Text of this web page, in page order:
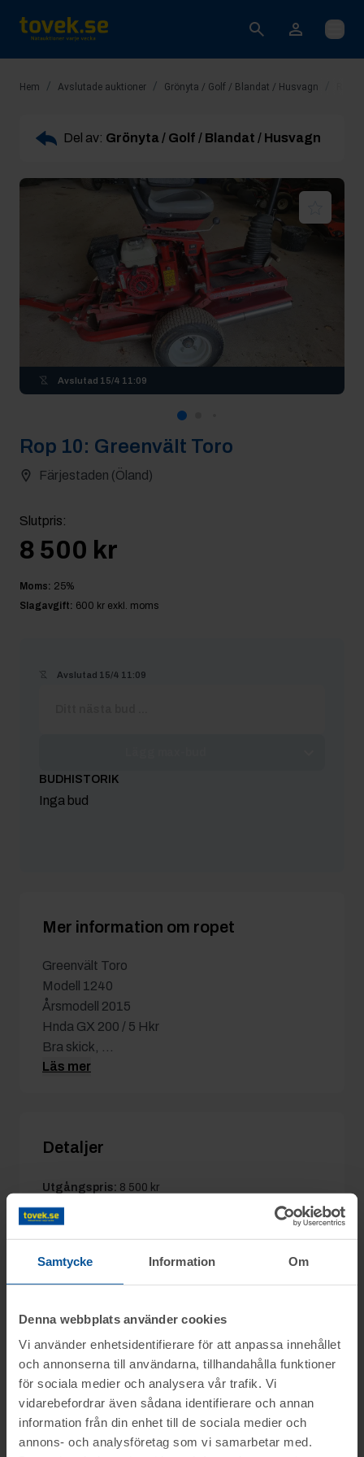
Samtycke Information Om
Denna webbplats använder cookies
Vi använder enhetsidentifierare för att anpassa innehållet
och annonserna till användarna, tillhandahålla funktioner
för sociala medier och analysera vår trafik. Vi
vidarebefordrar även sådana identifierare och annan
information från din enhet till de sociala medier och
annons- och analysföretag som vi samarbetar med.
Öppna
Hem / Avslutade auktioner / Grönyta / Golf / Blandat / Husvagn
Del av: Grönyta / Golf / Blandat / Husvagn
Avslutad 15/4 11:09
Rop 10: Greenvält Toro
Färjestaden (Öland)
Slutpris:
8 500 kr
Moms: 25%
Slagavgift: 600 kr exkl. moms
Avslutad 15/4 11:09
BUDHISTORIK
Inga bud
Mer information om ropet
Greenvält Toro
Modell 1240
Årsmodell 2015
Hnda GX 200 / 5 Hkr
Bra skick, ...
Läs mer
Detaljer
Utgångspris: 8 500 kr
Moms:
Information
Objektet säljes i befintligt skick.
Det är upp till köparen att kontrollera
objektet vid angiven tid för visning.
OBS! Lagda bud kan inte tas bort!
Frågor
För mer information, kontakta Stefan
Engström: 070-3272554 // stefan@tovek.se
Visning